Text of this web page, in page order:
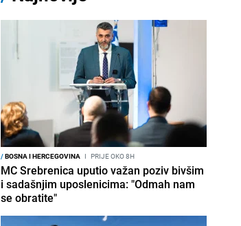
/BOSNA I HERCEGOVINA I PRIJE OKO 8H
MC Srebrenica uputio važan poziv bivšim
i sadašnjim uposlenicima: "Odmah nam
se obratite"